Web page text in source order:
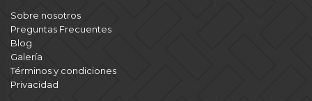
Sobre nosotros
Preguntas Frecuentes
Blog
Galería
Términos y condiciones
Privacidad